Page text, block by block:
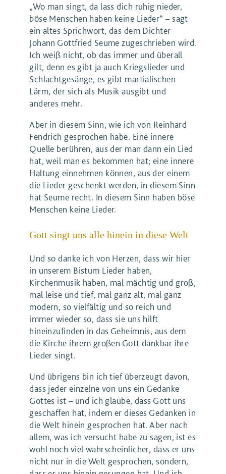
„Wo man singt, da lass dich ruhig nieder,
böse Menschen haben keine Lieder“ – sagt
ein altes Sprichwort, das dem Dichter
Johann Gottfried Seume zugeschrieben wird.
Ich weiß nicht, ob das immer und überall
gilt, denn es gibt ja auch Kriegslieder und
Schlachtgesänge, es gibt martialischen
Lärm, der sich als Musik ausgibt und
anderes mehr.
Aber in diesem Sinn, wie ich von Reinhard
Fendrich gesprochen habe. Eine innere
Quelle berühren, aus der man dann ein Lied
hat, weil man es bekommen hat; eine innere
Haltung einnehmen können, aus der einem
die Lieder geschenkt werden, in diesem Sinn
hat Seume recht. In diesem Sinn haben böse
Menschen keine Lieder.
Gott singt uns alle hinein in diese Welt
Und so danke ich von Herzen, dass wir hier
in unserem Bistum Lieder haben,
Kirchenmusik haben, mal mächtig und groß,
mal leise und tief, mal ganz alt, mal ganz
modern, so vielfältig und so reich und
immer wieder so, dass sie uns hilft
hineinzufinden in das Geheimnis, aus dem
die Kirche ihrem großen Gott dankbar ihre
Lieder singt.
Und übrigens bin ich tief überzeugt davon,
dass jeder einzelne von uns ein Gedanke
Gottes ist – und ich glaube, dass Gott uns
geschaffen hat, indem er dieses Gedanken in
die Welt hinein gesprochen hat. Aber nach
allem, was ich versucht habe zu sagen, ist es
wohl noch viel wahrscheinlicher, dass er uns
nicht nur in die Welt gesprochen, sondern,